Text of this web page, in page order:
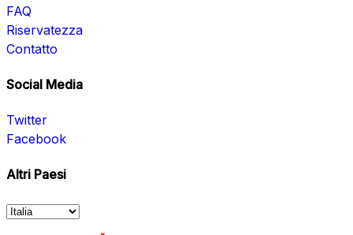
FAQ
Riservatezza
Contatto
Social Media
Twitter
Facebook
Altri Paesi